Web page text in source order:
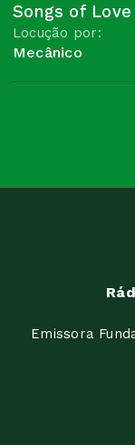
Songs of Love
Locução por:
Mecânico
Emissora